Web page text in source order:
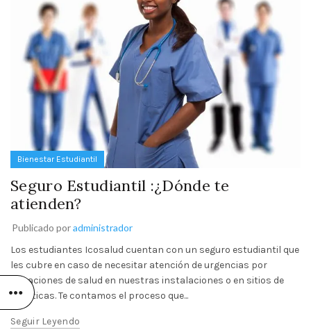
Bienestar Estudiantil
Seguro Estudiantil :¿Dónde te
atienden?
Publicado poradministrador
Los estudiantes Icosalud cuentan con un seguro estudiantil que
les cubre en caso de necesitar atención de urgencias por
situaciones de salud en nuestras instalaciones o en sitios de
prácticas. Te contamos el proceso que...
Seguir Leyendo